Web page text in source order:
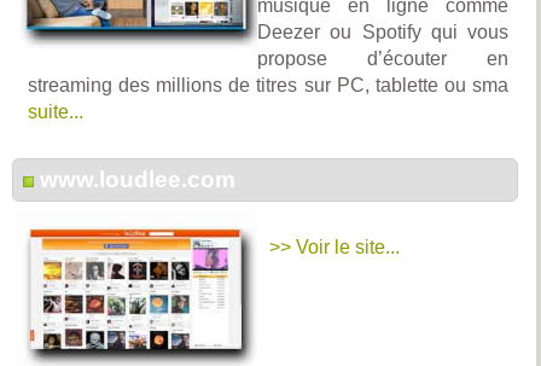
musique en ligne comme
Deezer ou Spotify qui vous
propose d’écouter en
streaming des millions de titres sur PC, tablette ou sma
suite...
www.loudlee.com
>> Voir le site...